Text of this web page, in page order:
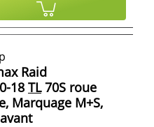
Raid
18 TL70S roue
Marquage M+S,